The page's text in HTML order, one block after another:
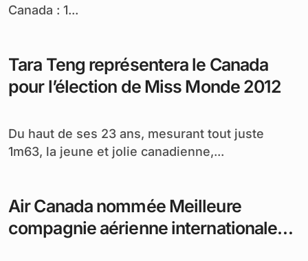
Canada : 1...
Tara Teng représentera le Canada
pour l’élection de Miss Monde 2012
Du haut de ses 23 ans, mesurant tout juste
1m63, la jeune et jolie canadienne,...
Air Canada nommée Meilleure
compagnie aérienne internationale